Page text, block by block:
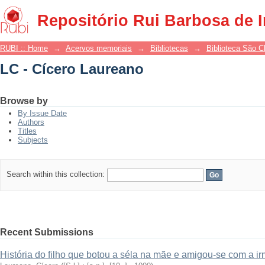
Repositório Rui Barbosa de
LC - Cícero Laureano
RUBI :: Home → Acervos memoriais → Bibliotecas → Biblioteca São
LC - Cícero Laureano
Browse by
By Issue Date
Authors
Titles
Subjects
Search within this collection:
Recent Submissions
História do filho que botou a séla na mãe e amigou-se com a